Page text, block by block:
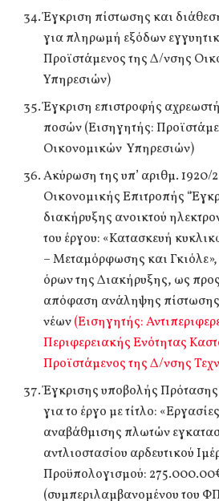
Έγκριση πίστωσης και
για πληρωμή εξόδων
Προϊστάμενος της Δ/νσης
Υπηρεσιών)
Έγκριση επιστροφής
ποσών (Εισηγητής:
Οικονομικών Υπηρεσιών)
Ακύρωση της υπ’ αριθμ.
Οικονομικής Επιτροπής
διακήρυξης ανοικτού
του έργου: «Κατασκευή
– Μεταμόρφωσης και
όρων της Διακήρυξης, ως
απόφαση ανάληψης πίστωσης
νέων(Εισηγητής:
Περιφερειακής Ενότητας
Προϊστάμενος της Δ/νσης
Έγκρισης υποβολής
για το έργο με τίτλο:
αναβάθμισης πλωτών
αντλιοστασίου αρδευτικού
Προϋπολογισμού:
(συμπεριλαμβανομένου του